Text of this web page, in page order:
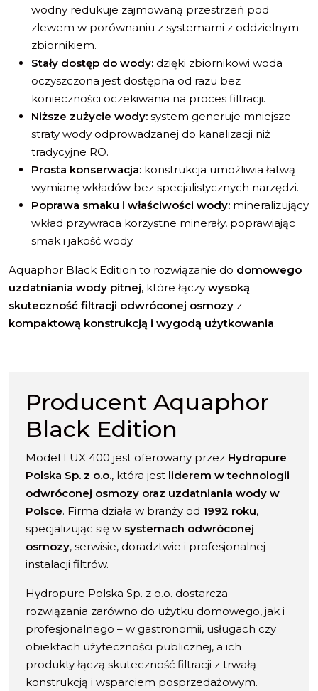
wodny redukuje zajmowaną przestrzeń pod
zlewem w porównaniu z systemami z oddzielnym
zbiornikiem.
Stały dostęp do wody: dzięki zbiornikowi woda
oczyszczona jest dostępna od razu bez
konieczności oczekiwania na proces filtracji.
Niższe zużycie wody: system generuje mniejsze
straty wody odprowadzanej do kanalizacji niż
tradycyjne RO.
Prosta konserwacja: konstrukcja umożliwia łatwą
wymianę wkładów bez specjalistycznych narzędzi.
Poprawa smaku i właściwości wody: mineralizujący
wkład przywraca korzystne minerały, poprawiając
smak i jakość wody.
Aquaphor Black Edition to rozwiązanie do domowego
uzdatniania wody pitnej, które łączy wysoką
skuteczność filtracji odwróconej osmozy z
kompaktową konstrukcją i wygodą użytkowania.
Producent Aquaphor
Black Edition
Model LUX 400 jest oferowany przez Hydropure
Polska Sp. z o.o., która jest liderem w technologii
odwróconej osmozy oraz uzdatniania wody w
Polsce. Firma działa w branży od 1992 roku,
specjalizując się w systemach odwróconej
osmozy, serwisie, doradztwie i profesjonalnej
instalacji filtrów.
Hydropure Polska Sp. z o.o. dostarcza
rozwiązania zarówno do użytku domowego, jak i
profesjonalnego – w gastronomii, usługach czy
obiektach użyteczności publicznej, a ich
produkty łączą skuteczność filtracji z trwałą
konstrukcją i wsparciem posprzedażowym.